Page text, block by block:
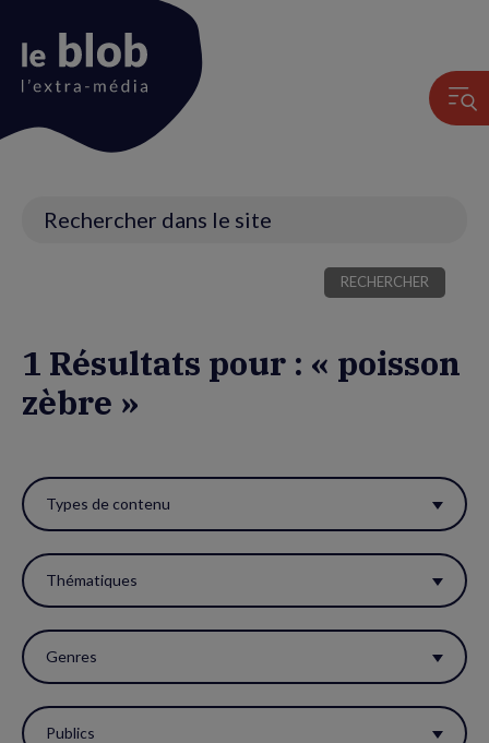
1 Résultats pour : « poisson
zèbre »
ces
filtres
pour
réactualiser
la
page.
Types de contenu
Thématiques
Genres
Publics